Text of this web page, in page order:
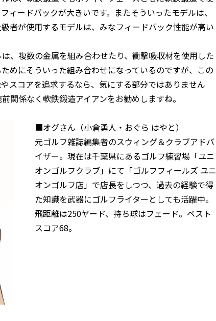
ィードバックが大きいです。またそういったモデルは、
者が使用するモデルは、みなフィードバック性能が高い
、複数の金属を組み合わせたり、衝撃吸収材を使用した
めにそういった組み合わせになっているのですが、この
スコアを追求するなら、気にする部分ではありません
関係なく軟鉄鍛造アイアンをお勧めしますね。
■オグさん（小倉勇人・おぐら はやと）
元ゴルフ雑誌編集者のスウィング＆クラブアドバ
イザー。現在は千葉県にあるゴルフ練習場「ユニ
オンゴルフクラブ」にて「ゴルフフィールズ ユニ
オンゴルフ店」で店長をしつつ、過去の経験で得
た知識を武器にゴルフライターとしても活躍中。
飛距離は250ヤード、持ち球はフェード。ベスト
スコア68。